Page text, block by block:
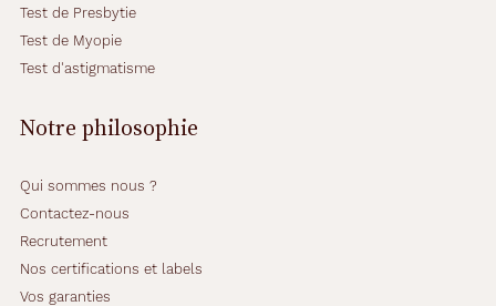
Test de Presbytie
Test de Myopie
Test d'astigmatisme
Notre philosophie
Qui sommes nous ?
Contactez-nous
Recrutement
Nos certifications et labels
Vos garanties